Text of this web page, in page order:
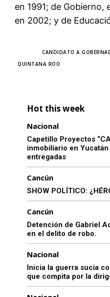
en 1991; de Gobierno,
en 2002; y de
CANDIDATO A
QUINTANA ROO
Hot this week
Nacional
Capetillo Proyectos
inmobiliario en
entregadas
Cancún
SHOW POLÍTICO:
Cancún
Detención de Gabriel
en el delito de robo.
Nacional
Inicia la guerra sucia
que compita por la